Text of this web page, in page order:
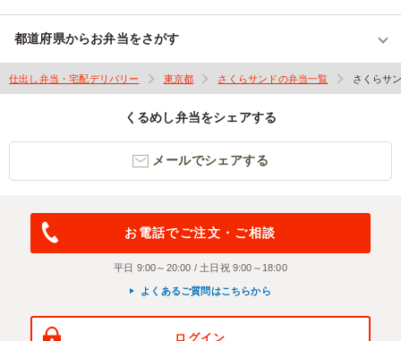
都道府県からお弁当をさがす
仕出し弁当・宅配デリバリー 東京都 さくらサンドの弁当一覧 さくらサ
くるめし弁当をシェアする
メールでシェアする
お電話でご注文・ご相談
平日 9:00～20:00 / 土日祝 9:00～18:00
よくあるご質問はこちらから
ログイン